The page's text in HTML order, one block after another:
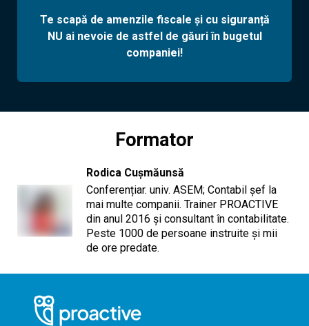
Te scapă de amenzile fiscale și cu siguranță
NU ai nevoie de astfel de găuri în bugetul
companiei!
Formator
Rodica Cușmăunsă
Conferențiar. univ. ASEM; Contabil șef la
mai multe companii. Trainer PROACTIVE
din anul 2016 și consultant în contabilitate.
Peste 1000 de persoane instruite și mii
de ore predate.